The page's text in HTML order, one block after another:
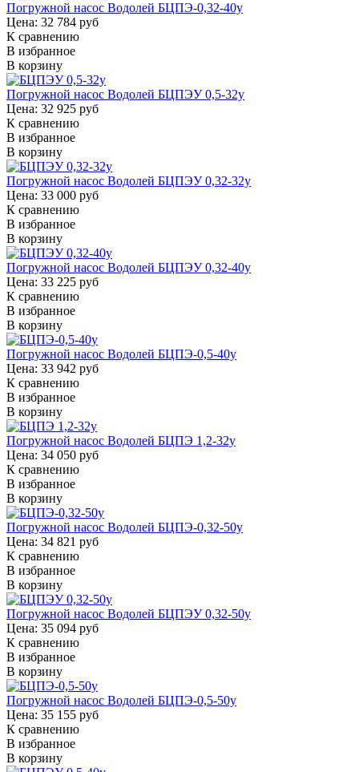
Погружной насос Водолей БЦПЭ-0,32-40у
Цена: 32 784 руб
К сравнению
В избранное
В корзину
Погружной насос Водолей БЦПЭУ 0,5-32у
Цена: 32 925 руб
К сравнению
В избранное
В корзину
Погружной насос Водолей БЦПЭУ 0,32-32у
Цена: 33 000 руб
К сравнению
В избранное
В корзину
Погружной насос Водолей БЦПЭУ 0,32-40у
Цена: 33 225 руб
К сравнению
В избранное
В корзину
Погружной насос Водолей БЦПЭ-0,5-40у
Цена: 33 942 руб
К сравнению
В избранное
В корзину
Погружной насос Водолей БЦПЭ 1,2-32у
Цена: 34 050 руб
К сравнению
В избранное
В корзину
Погружной насос Водолей БЦПЭ-0,32-50у
Цена: 34 821 руб
К сравнению
В избранное
В корзину
Погружной насос Водолей БЦПЭУ 0,32-50у
Цена: 35 094 руб
К сравнению
В избранное
В корзину
Погружной насос Водолей БЦПЭ-0,5-50у
Цена: 35 155 руб
К сравнению
В избранное
В корзину